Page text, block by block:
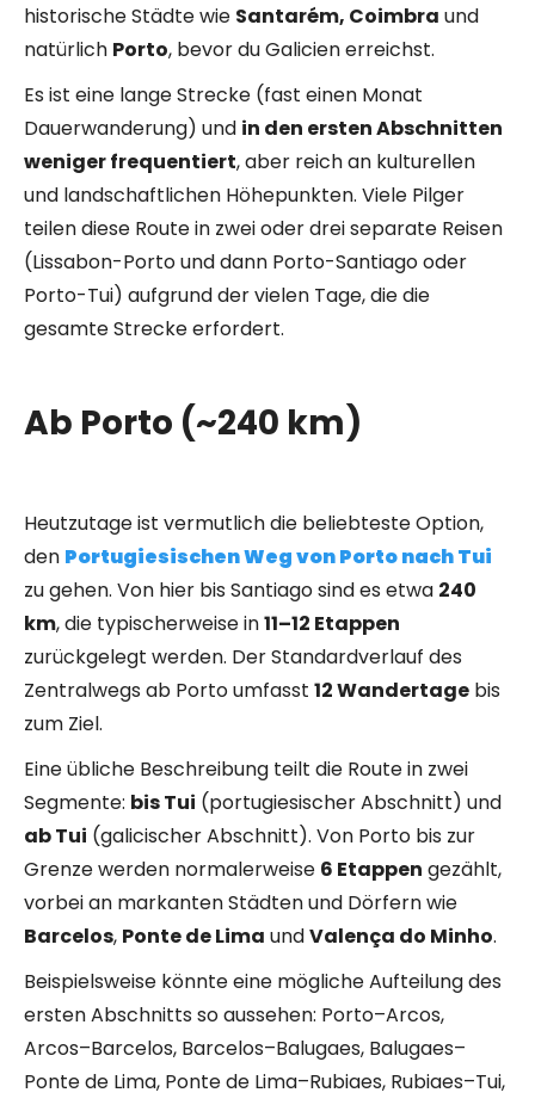
historische Städte wie Santarém, Coimbra und
natürlich Porto, bevor du Galicien erreichst.
Es ist eine lange Strecke (fast einen Monat
Dauerwanderung) und in den ersten Abschnitten
weniger frequentiert, aber reich an kulturellen
und landschaftlichen Höhepunkten. Viele Pilger
teilen diese Route in zwei oder drei separate Reisen
(Lissabon-Porto und dann Porto-Santiago oder
Porto-Tui) aufgrund der vielen Tage, die die
gesamte Strecke erfordert.
Ab Porto (~240 km)
Heutzutage ist vermutlich die beliebteste Option,
den Portugiesischen Weg von Porto nach Tui
zu gehen. Von hier bis Santiago sind es etwa 240
km, die typischerweise in11–12 Etappen
zurückgelegt werden. Der Standardverlauf des
Zentralwegs ab Porto umfasst 12 Wandertage bis
zum Ziel.
Eine übliche Beschreibung teilt die Route in zwei
Segmente: bis Tui (portugiesischer Abschnitt) und
ab Tui (galicischer Abschnitt). Von Porto bis zur
Grenze werden normalerweise 6 Etappen gezählt,
vorbei an markanten Städten und Dörfern wie
Barcelos, Ponte de Lima undValença do Minho.
Beispielsweise könnte eine mögliche Aufteilung des
ersten Abschnitts so aussehen: Porto–Arcos,
Arcos–Barcelos, Barcelos–Balugaes, Balugaes–
Ponte de Lima, Ponte de Lima–Rubiaes, Rubiaes–Tui,